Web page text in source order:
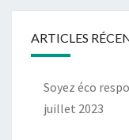
ARTICLES
Soyez éco
juillet 2023